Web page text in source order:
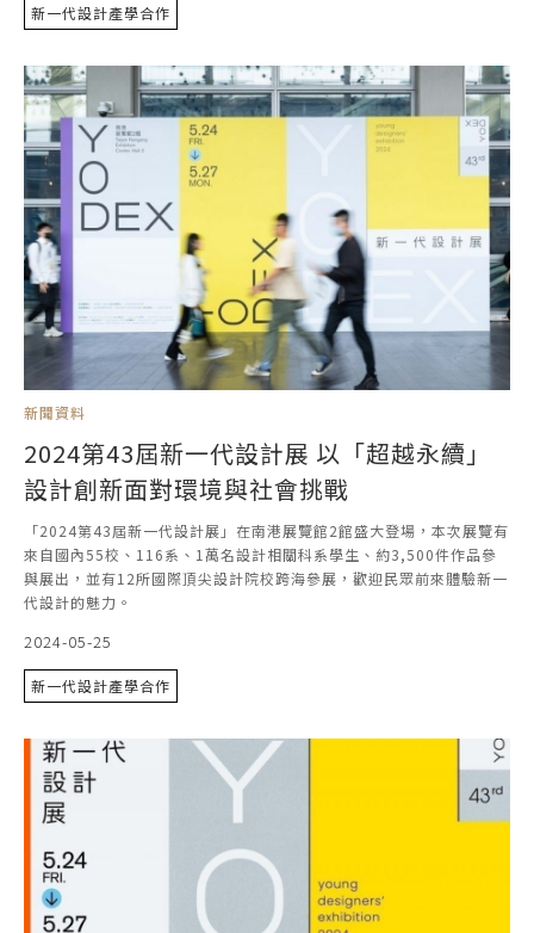
新一代設計產學合作
新聞資料
2024第43屆新一代設計展 以「超越永續」
設計創新面對環境與社會挑戰
「2024第43屆新一代設計展」在南港展覽館2館盛大登場，本次展覽有
來自國內55校、116系、1萬名設計相關科系學生、約3,500件作品參
與展出，並有12所國際頂尖設計院校跨海參展，歡迎民眾前來體驗新一
代設計的魅力。
2024-05-25
新一代設計產學合作